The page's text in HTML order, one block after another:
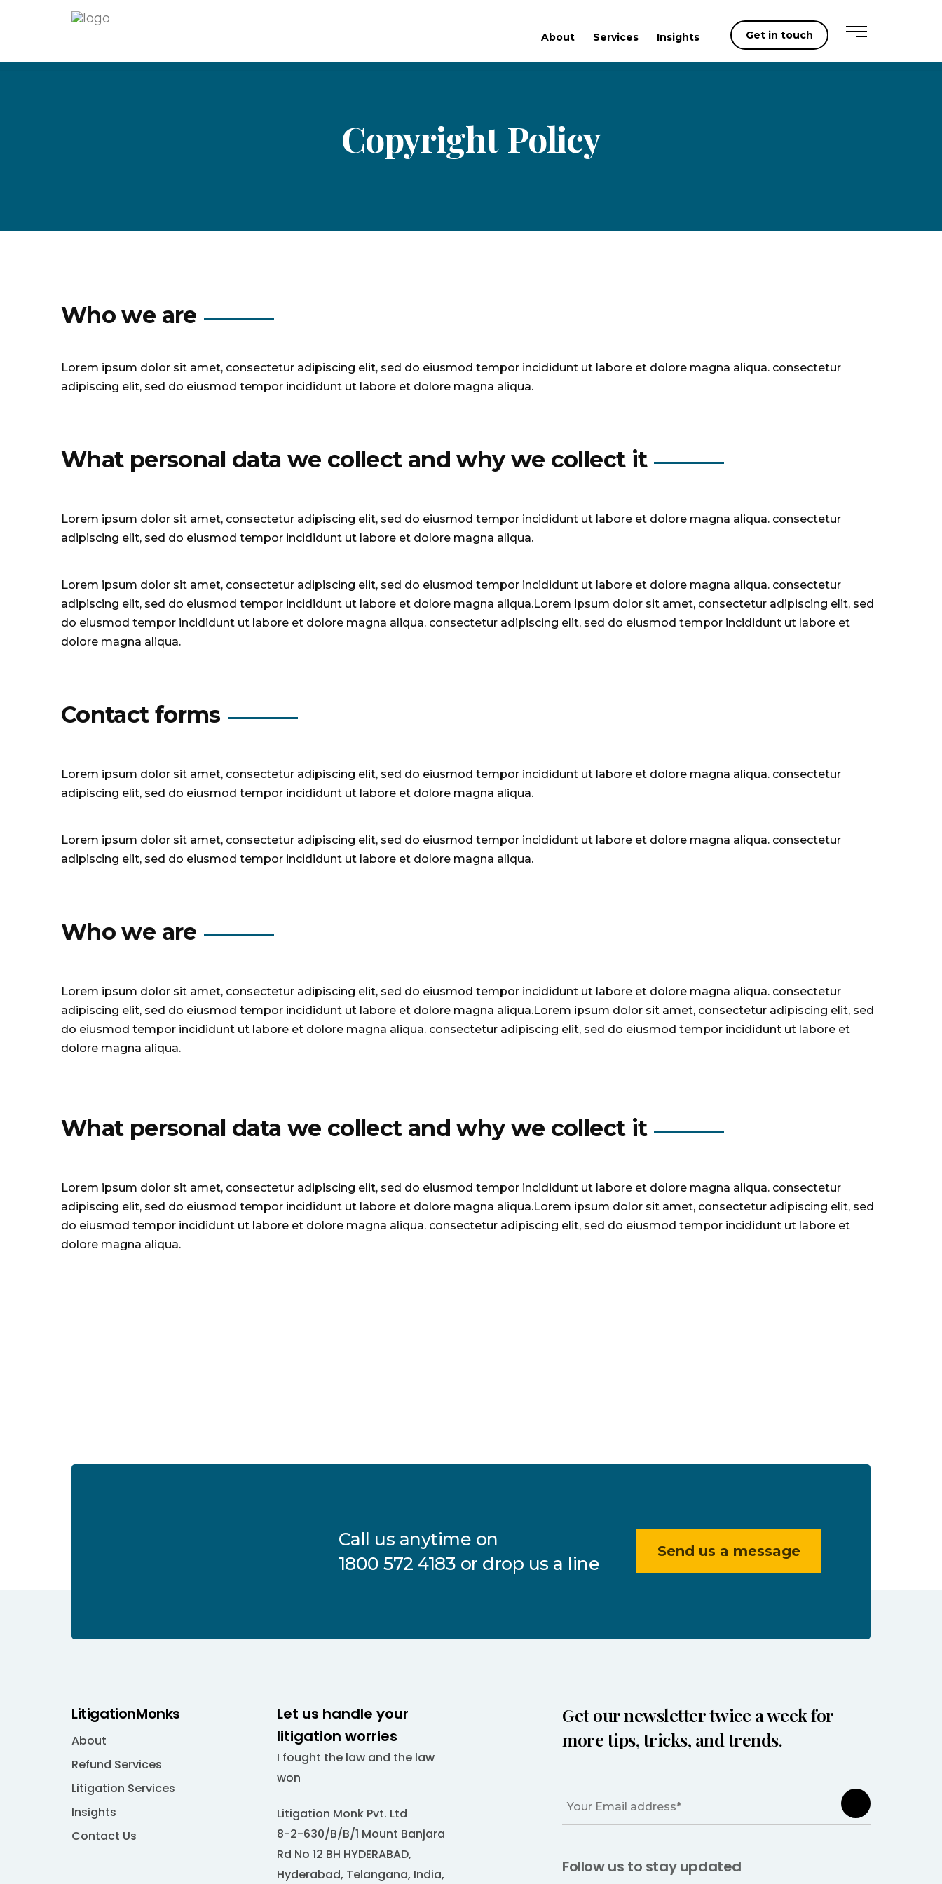
About Services Insights Get in touch
Copyright Policy
Who we are
Lorem ipsum dolor sit amet, consectetur adipiscing elit, sed do eiusmod tempor incididunt ut labore et dolore magna aliqua. consectetur
adipiscing elit, sed do eiusmod tempor incididunt ut labore et dolore magna aliqua.
What personal data we collect and why we collect it
Lorem ipsum dolor sit amet, consectetur adipiscing elit, sed do eiusmod tempor incididunt ut labore et dolore magna aliqua. consectetur
adipiscing elit, sed do eiusmod tempor incididunt ut labore et dolore magna aliqua.
Lorem ipsum dolor sit amet, consectetur adipiscing elit, sed do eiusmod tempor incididunt ut labore et dolore magna aliqua. consectetur
adipiscing elit, sed do eiusmod tempor incididunt ut labore et dolore magna aliqua.Lorem ipsum dolor sit amet, consectetur adipiscing elit, sed
do eiusmod tempor incididunt ut labore et dolore magna aliqua. consectetur adipiscing elit, sed do eiusmod tempor incididunt ut labore et
dolore magna aliqua.
Contact forms
Lorem ipsum dolor sit amet, consectetur adipiscing elit, sed do eiusmod tempor incididunt ut labore et dolore magna aliqua. consectetur
adipiscing elit, sed do eiusmod tempor incididunt ut labore et dolore magna aliqua.
Lorem ipsum dolor sit amet, consectetur adipiscing elit, sed do eiusmod tempor incididunt ut labore et dolore magna aliqua. consectetur
adipiscing elit, sed do eiusmod tempor incididunt ut labore et dolore magna aliqua.
Who we are
Lorem ipsum dolor sit amet, consectetur adipiscing elit, sed do eiusmod tempor incididunt ut labore et dolore magna aliqua. consectetur
adipiscing elit, sed do eiusmod tempor incididunt ut labore et dolore magna aliqua.Lorem ipsum dolor sit amet, consectetur adipiscing elit, sed
do eiusmod tempor incididunt ut labore et dolore magna aliqua. consectetur adipiscing elit, sed do eiusmod tempor incididunt ut labore et
dolore magna aliqua.
What personal data we collect and why we collect it
Lorem ipsum dolor sit amet, consectetur adipiscing elit, sed do eiusmod tempor incididunt ut labore et dolore magna aliqua. consectetur
adipiscing elit, sed do eiusmod tempor incididunt ut labore et dolore magna aliqua.Lorem ipsum dolor sit amet, consectetur adipiscing elit, sed
do eiusmod tempor incididunt ut labore et dolore magna aliqua. consectetur adipiscing elit, sed do eiusmod tempor incididunt ut labore et
dolore magna aliqua.
Call us anytime on
1800 572 4183 or drop us a line
Send us a message
LitigationMonks
About
Refund Services
Litigation Services
Insights
Contact Us
Let us handle your
litigation worries
I fought the law and the law
won
Litigation Monk Pvt. Ltd
8-2-630/B/B/1 Mount Banjara
Rd No 12 BH HYDERABAD,
Hyderabad, Telangana, India,
Get our newsletter twice a week for
more tips, tricks, and trends.
Follow us to stay updated